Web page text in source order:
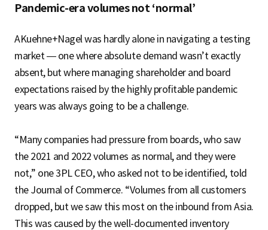
Pandemic-era volumes not ‘normal’
AKuehne+Nagel was hardly alone in navigating a testing
market — one where absolute demand wasn’t exactly
absent, but where managing shareholder and board
expectations raised by the highly profitable pandemic
years was always going to be a challenge.
“Many companies had pressure from boards, who saw
the 2021 and 2022 volumes as normal, and they were
not,” one 3PL CEO, who asked not to be identified, told
the Journal of Commerce. “Volumes from all customers
dropped, but we saw this most on the inbound from Asia.
This was caused by the well-documented inventory